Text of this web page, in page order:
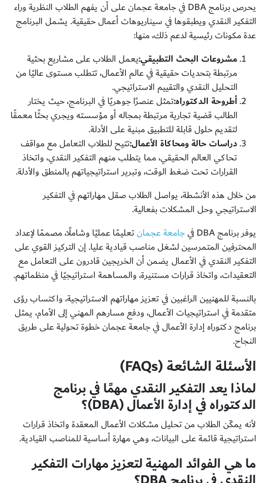
يحرص برنامج DBA في جامعة عجمان على أن يفهم الطلاب النظرية وراء
التفكير النقدي ويطبقوها في سيناريوهات أعمال حقيقية. يشمل البرنامج
عدة مكونات رئيسية لدعم ذلك، منها:
مشروعات البحث التطبيقي:يعمل الطلاب على مشاريع بحثية
مرتبطة بتحديات حقيقية في عالم الأعمال، تتطلب مستوى عاليًا من
التحليل النقدي والتقييم الاستراتيجي.
أطروحة الدكتوراه:تمثل عنصرًا جوهريًا في البرنامج، حيث يختار
الطالب قضية تجارية مرتبطة بمجاله أو مؤسسته ويجري بحثًا معمقًا
لتقديم حلول قابلة للتطبيق مبنية على الأدلة.
دراسات حالة ومحاكاة الأعمال:تتيح للطلاب التعامل مع مواقف
تحاكي العالم الحقيقي، مما يتطلب منهم التفكير النقدي، واتخاذ
القرارات تحت ضغط الوقت، وتبرير استراتيجياتهم بالمنطق والأدلة.
من خلال هذه الأنشطة، يواصل الطلاب صقل مهاراتهم في التفكير
الاستراتيجي وحل المشكلات بفعالية.
يوفر برنامج DBA في
جامعة عجمانتعليمًا عمليًا وشاملًا، مصممًا لإعداد
المحترفين المتمرسين لشغل مناصب قيادية عليا. إن التركيز القوي على
التفكير النقدي في الأعمال يضمن أن الخريجين قادرون على التعامل مع
التعقيدات، واتخاذ قرارات مستنيرة، والمساهمة استراتيجيًا في منظماتهم.
بالنسبة للمهنيين الراغبين في تعزيز مهاراتهم الاستراتيجية، واكتساب رؤى
متقدمة في استراتيجيات الأعمال، ودفع مسارهم المهني إلى الأمام، يمثل
برنامج دكتوراه إدارة الأعمال في جامعة عجمان خطوة تحولية على طريق
النجاح.
الأسئلة الشائعة(FAQs)
لماذا يعد التفكير النقدي مهمًا في برنامج
الدكتوراه في إدارة الأعمال(DBA)؟
لأنه يمكّن الطلاب من تحليل مشكلات الأعمال المعقدة واتخاذ قرارات
استراتيجية قائمة على البيانات، وهي مهارة أساسية للمناصب القيادية.
ما هي الفوائد المهنية لتعزيز مهارات التفكير